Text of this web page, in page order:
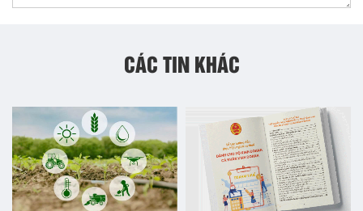
CÁC TIN KHÁC